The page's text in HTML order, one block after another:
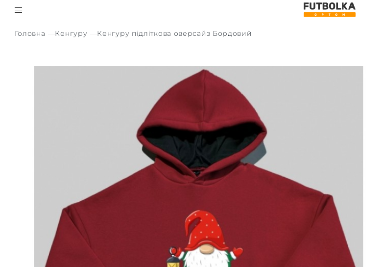
Головна Кенгуру Кенгуру підліткова оверсайз Бордовий